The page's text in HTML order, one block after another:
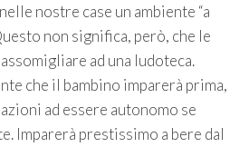
nostre case un ambiente “a
non significa, però, che le
ad una ludoteca.
che il bambino imparerà prima,
ad essere autonomo se
Imparerà prestissimo a bere dal